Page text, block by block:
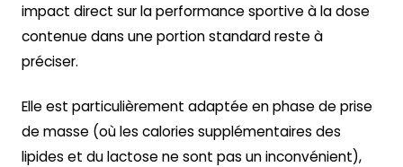
impact direct sur la performance sportive à la dose
contenue dans une portion standard reste à
préciser.
Elle est particulièrement adaptée en phase de prise
de masse (où les calories supplémentaires des
lipides et du lactose ne sont pas un inconvénient),